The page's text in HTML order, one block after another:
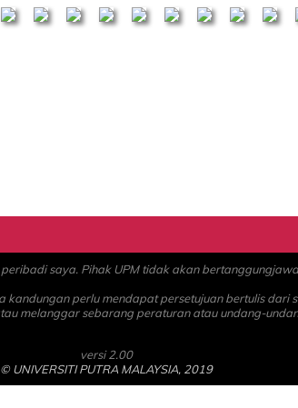
saya. Pihak UPM tidak akan
perlu mendapat persetujuan bertulis
melanggar sebarang peraturan atau undang-
versi 2.00
© UNIVERSITI PUTRA MALAYSIA, 2019